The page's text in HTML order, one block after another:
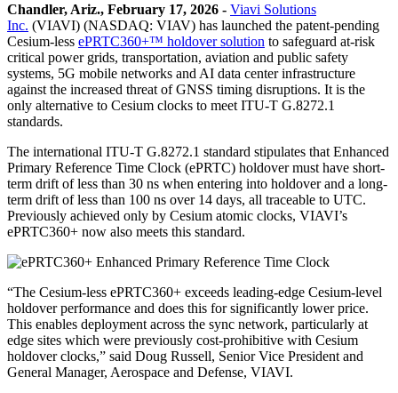
Chandler, Ariz., February 17, 2026 - Viavi Solutions
Inc. (VIAVI) (NASDAQ: VIAV) has launched the patent-pending
Cesium-less ePRTC360+™ holdover solution to safeguard at-risk
critical power grids, transportation, aviation and public safety
systems, 5G mobile networks and AI data center infrastructure
against the increased threat of GNSS timing disruptions. It is the
only alternative to Cesium clocks to meet ITU-T G.8272.1
standards.
The international ITU-T G.8272.1 standard stipulates that Enhanced
Primary Reference Time Clock (ePRTC) holdover must have short-
term drift of less than 30 ns when entering into holdover and a long-
term drift of less than 100 ns over 14 days, all traceable to UTC.
Previously achieved only by Cesium atomic clocks, VIAVI’s
ePRTC360+ now also meets this standard.
“The Cesium-less ePRTC360+ exceeds leading-edge Cesium-level
holdover performance and does this for significantly lower price.
This enables deployment across the sync network, particularly at
edge sites which were previously cost-prohibitive with Cesium
holdover clocks,” said Doug Russell, Senior Vice President and
General Manager, Aerospace and Defense, VIAVI.